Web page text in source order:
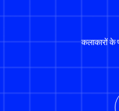
कलाकारों के